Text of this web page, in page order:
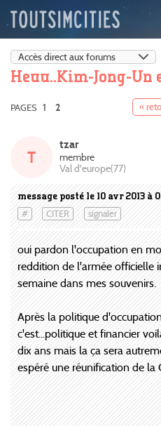
Heuu..Kim-Jong-Un
«
PAGES 1 2
message posté le 10 avr 2013 à
# CITER signaler
T
tzar
membre
Val d'europe(77)
oui pardon l'occupation en
reddition de l'armée officielle
semaine dans mes souvenirs.
Après la politique
c'est...politique et financier
dix ans mais la ça sera
espéré une réunification de la